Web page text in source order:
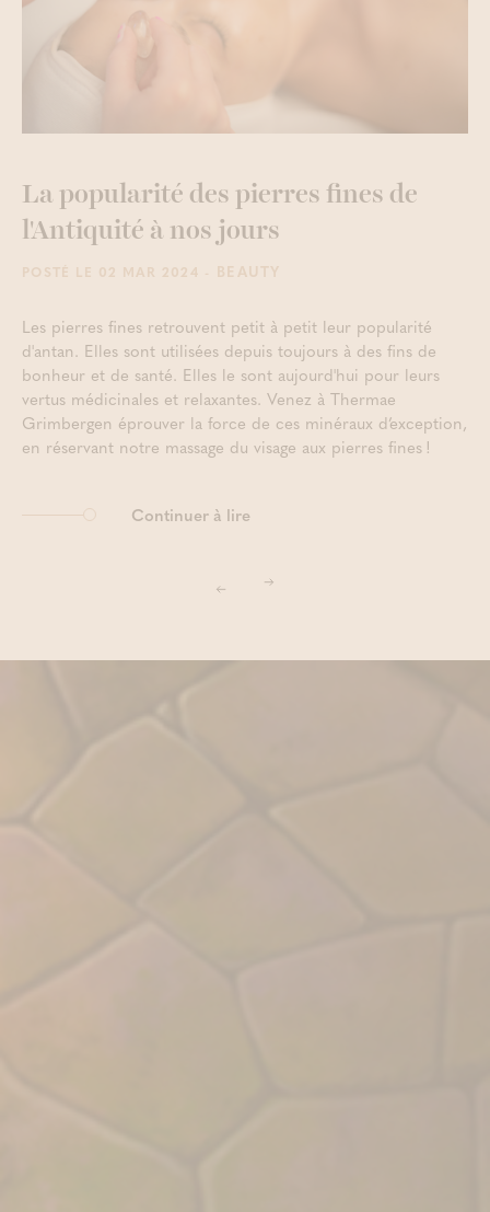
La popularité des pierres fines de
l'Antiquité à nos jours
POSTÉ LE 02 MAR 2024 - BEAUTY
Les pierres fines retrouvent petit à petit leur popularité
d'antan. Elles sont utilisées depuis toujours à des fins de
bonheur et de santé. Elles le sont aujourd'hui pour leurs
vertus médicinales et relaxantes. Venez à Thermae
Grimbergen éprouver la force de ces minéraux d’exception,
en réservant notre massage du visage aux pierres fines !
Continuer à lire